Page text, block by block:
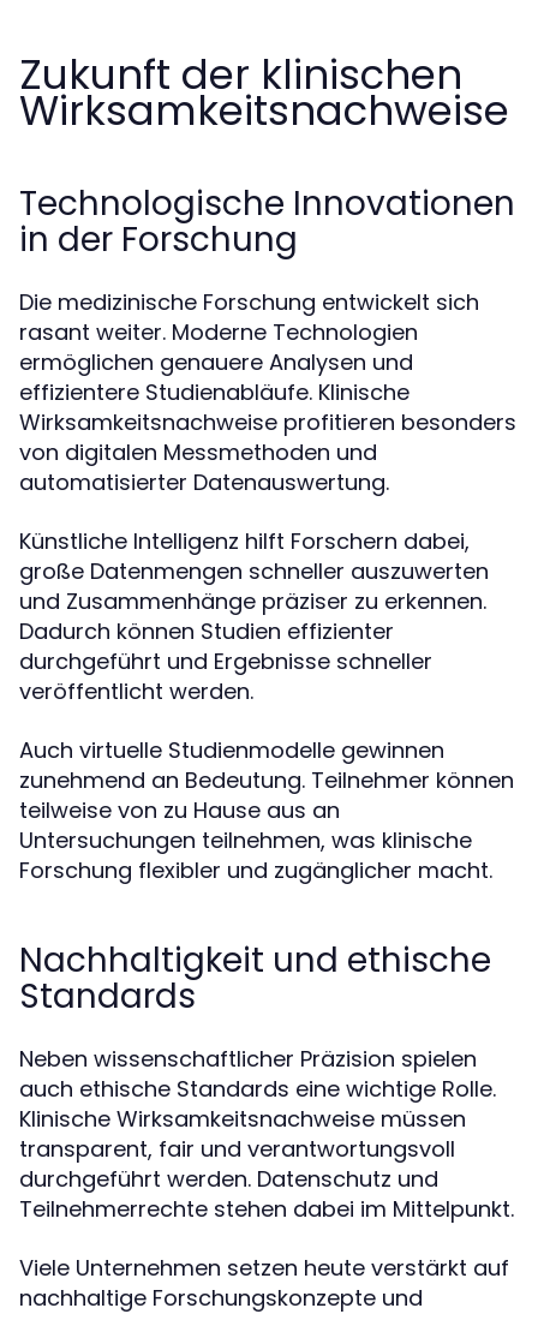
Zukunft der klinischen
Wirksamkeitsnachweise
Technologische Innovationen
in der Forschung
Die medizinische Forschung entwickelt sich
rasant weiter. Moderne Technologien
ermöglichen genauere Analysen und
effizientere Studienabläufe. Klinische
Wirksamkeitsnachweise profitieren besonders
von digitalen Messmethoden und
automatisierter Datenauswertung.
Künstliche Intelligenz hilft Forschern dabei,
große Datenmengen schneller auszuwerten
und Zusammenhänge präziser zu erkennen.
Dadurch können Studien effizienter
durchgeführt und Ergebnisse schneller
veröffentlicht werden.
Auch virtuelle Studienmodelle gewinnen
zunehmend an Bedeutung. Teilnehmer können
teilweise von zu Hause aus an
Untersuchungen teilnehmen, was klinische
Forschung flexibler und zugänglicher macht.
Nachhaltigkeit und ethische
Standards
Neben wissenschaftlicher Präzision spielen
auch ethische Standards eine wichtige Rolle.
Klinische Wirksamkeitsnachweise müssen
transparent, fair und verantwortungsvoll
durchgeführt werden. Datenschutz und
Teilnehmerrechte stehen dabei im Mittelpunkt.
Viele Unternehmen setzen heute verstärkt auf
nachhaltige Forschungskonzepte und